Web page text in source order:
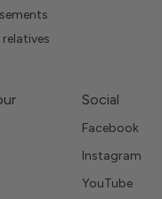
Social
Facebook
Instagram
YouTube